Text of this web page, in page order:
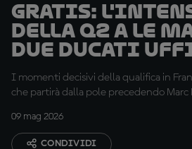
GRATIS:
della Q2 a Le
due Ducati
davanti a tutti
I momenti decisivi della qualifica in
che partirà dalla pole precedendo Marc
09 mag 2026
CONDIVIDI